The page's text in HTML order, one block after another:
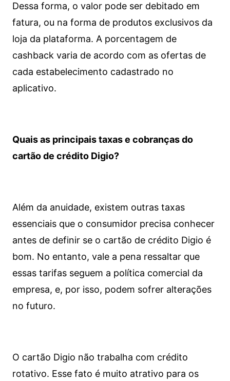
Dessa forma, o valor pode ser debitado em
fatura, ou na forma de produtos exclusivos da
loja da plataforma. A porcentagem de
cashback varia de acordo com as ofertas de
cada estabelecimento cadastrado no
aplicativo.
Quais as principais taxas e cobranças do
cartão de crédito Digio?
Além da anuidade, existem outras taxas
essenciais que o consumidor precisa conhecer
antes de definir se o cartão de crédito Digio é
bom. No entanto, vale a pena ressaltar que
essas tarifas seguem a política comercial da
empresa, e, por isso, podem sofrer alterações
no futuro.
O cartão Digio não trabalha com crédito
rotativo. Esse fato é muito atrativo para os